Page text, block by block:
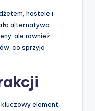
hostele i
alternatywa.
ale również
co sprzyja
element,